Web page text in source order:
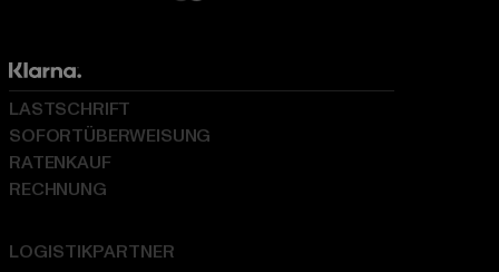
LOGISTIKPARTNER
LASTSCHRIFT
SOFORTÜBERWEISUNG
RATENKAUF
RECHNUNG